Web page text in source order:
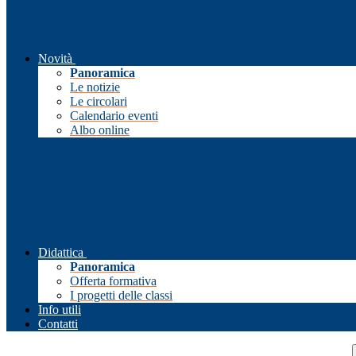
Novità
Panoramica
Le notizie
Le circolari
Calendario eventi
Albo online
Didattica
Panoramica
Offerta formativa
I progetti delle classi
Info utili
Contatti